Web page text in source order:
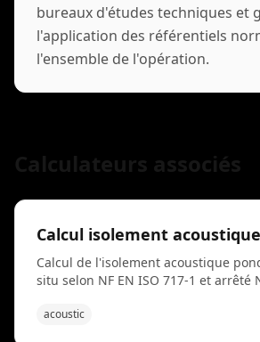
bureaux d'études techniques et
l'application des référentiels
l'ensemble de l'opération.
Calcul isolement
Calcul de l'isolement acoustique
situ selon NF EN ISO 717-1 et arrêté
transmissions latérales et du type de
acoustic